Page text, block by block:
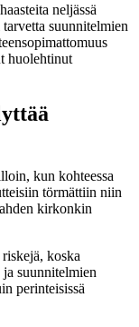
neljässä
suunnitelmien
huolehtinut
kun kohteessa
törmättiin niin
kirkonkin
koska
suunnitelmien
perinteisissä